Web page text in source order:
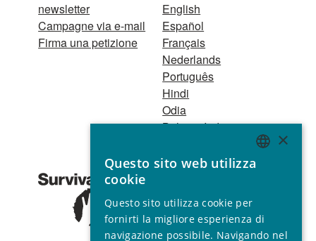
newsletter
Campagne via e-mail
Firma una petizione
English
Español
Français
Nederlands
Português
Hindi
Odia
Bahasa Indonesia
Registro Persone
1521 Registered
charity no. 267444 ©
2001 - 2026
ENGLISH
SPANISH
FRENCH
×
Questo sito web utilizza
cookie
Questo sito utilizza cookie per
fornirti la migliore esperienza di
navigazione possibile. Navigando nel